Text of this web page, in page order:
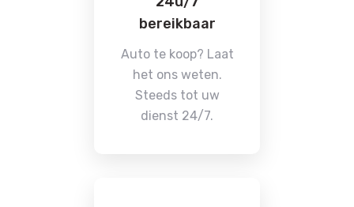
bereikbaar
Auto te koop? Laat
het ons weten.
Steeds tot uw
dienst 24/7.